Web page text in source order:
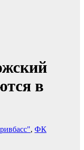
в
, ФК